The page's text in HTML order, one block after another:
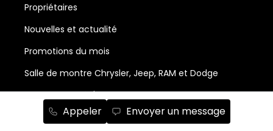
Appeler Envoyer un message
Propriétaires
Nouvelles et actualité
Promotions du mois
Salle de montre Chrysler, Jeep, RAM et Dodge
Abonnement à l'infolettre